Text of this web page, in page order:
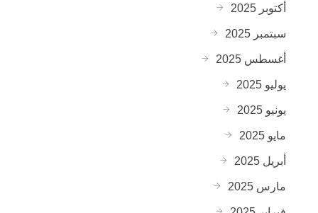
أكتوبر 2025
سبتمبر 2025
أغسطس 2025
يوليو 2025
يونيو 2025
مايو 2025
أبريل 2025
مارس 2025